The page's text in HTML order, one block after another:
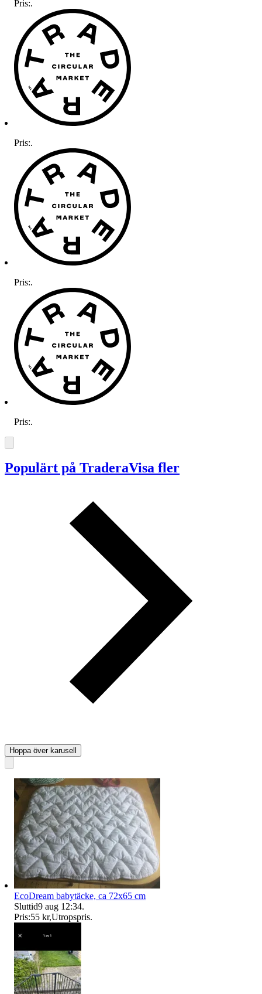
Pris:.
Pris:.
Pris:.
Pris:.
Populärt på TraderaVisa fler
Hoppa över karusell
EcoDream babytäcke, ca 72x65 cm
Sluttid9 aug 12:34.
Pris:55 kr,Utropspris.